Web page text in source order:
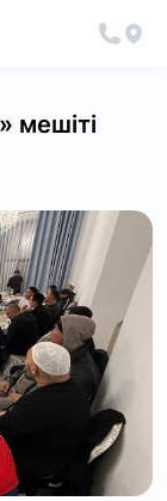
мешіті